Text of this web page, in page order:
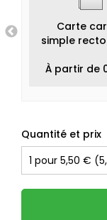
Carte
simple
À partir de
Quantité et prix